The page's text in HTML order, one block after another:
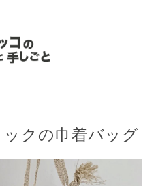
クの巾着バッグ